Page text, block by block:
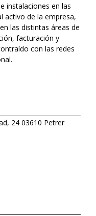
instalaciones en las
activo de la empresa,
las distintas áreas de
facturación y
con las redes
24 03610 Petrer